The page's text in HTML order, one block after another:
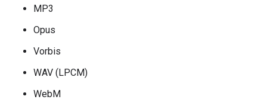
MP3
Opus
Vorbis
WAV (LPCM)
WebM